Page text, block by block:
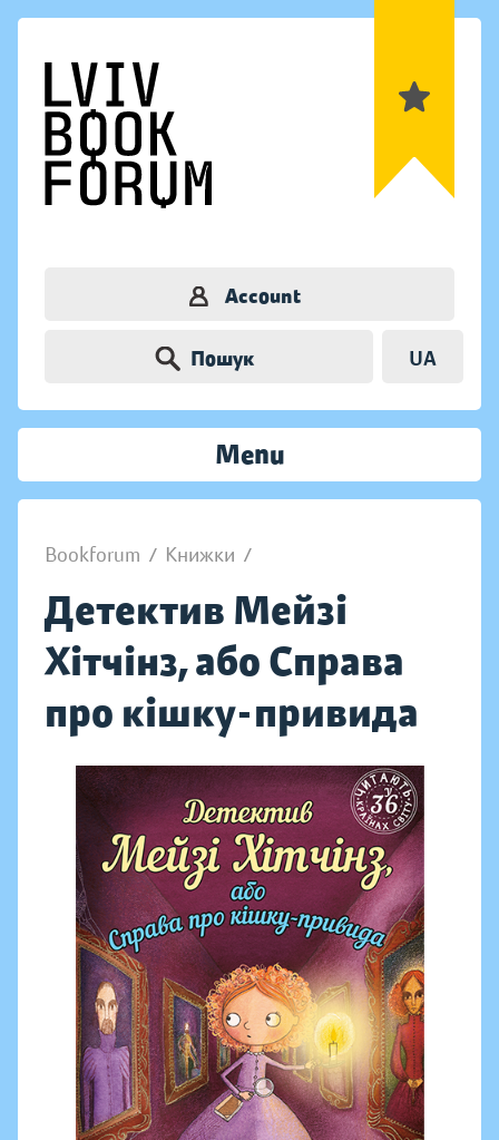
Account
Пошук UA
Menu
Bookforum / Книжки /
Детектив Мейзі
Хітчінз, або Справа
про кішку-привида